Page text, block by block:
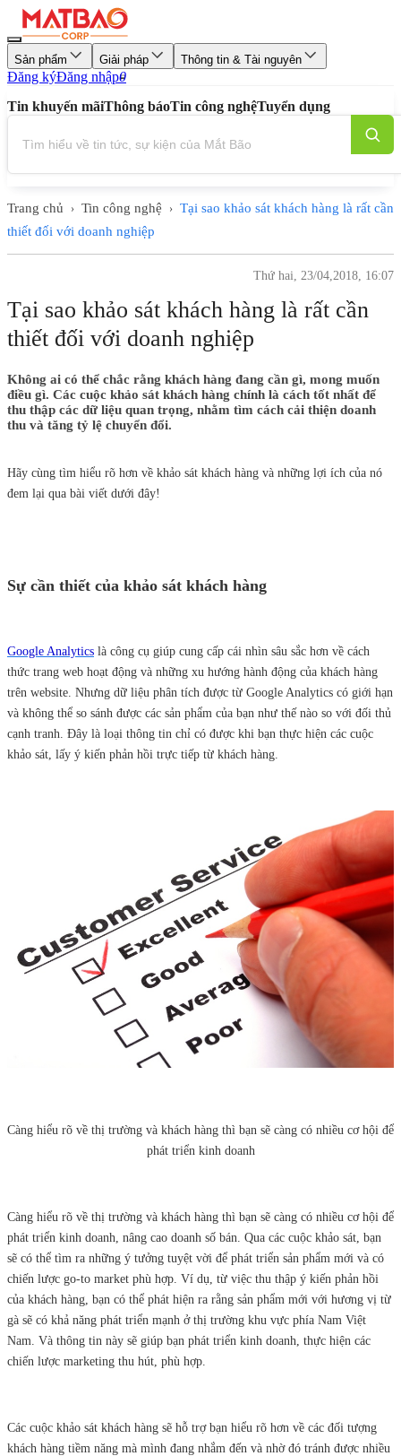
Sản phẩm Giải pháp Thông tin & Tài nguyên
Đăng kýĐăng nhập0
Tin khuyến mãiThông báoTin công nghệTuyển dụng
Trang chủ › Tin công nghệ › Tại sao khảo sát khách hàng là rất cần
thiết đối với doanh nghiệp
Thứ hai, 23/04,2018, 16:07
Tại sao khảo sát khách hàng là rất cần
thiết đối với doanh nghiệp
Không ai có thể chắc rằng khách hàng đang cần gì, mong muốn
điều gì. Các cuộc khảo sát khách hàng chính là cách tốt nhất để
thu thập các dữ liệu quan trọng, nhằm tìm cách cải thiện doanh
thu và tăng tỷ lệ chuyển đổi.
Hãy cùng tìm hiểu rõ hơn về khảo sát khách hàng và những lợi ích của nó
đem lại qua bài viết dưới đây!
Sự cần thiết của khảo sát khách hàng
Google Analytics là công cụ giúp cung cấp cái nhìn sâu sắc hơn về cách
thức trang web hoạt động và những xu hướng hành động của khách hàng
trên website. Nhưng dữ liệu phân tích được từ Google Analytics có giới hạn
và không thể so sánh được các sản phẩm của bạn như thế nào so với đối thủ
cạnh tranh. Đây là loại thông tin chỉ có được khi bạn thực hiện các cuộc
khảo sát, lấy ý kiến phản hồi trực tiếp từ khách hàng.
Càng hiểu rõ về thị trường và khách hàng thì bạn sẽ càng có nhiều cơ hội để
phát triển kinh doanh
Càng hiểu rõ về thị trường và khách hàng thì bạn sẽ càng có nhiều cơ hội để
phát triển kinh doanh, nâng cao doanh số bán. Qua các cuộc khảo sát, bạn
sẽ có thể tìm ra những ý tưởng tuyệt vời để phát triển sản phẩm mới và có
chiến lược go-to market phù hợp. Ví dụ, từ việc thu thập ý kiến phản hồi
của khách hàng, bạn có thể phát hiện ra rằng sản phẩm mới với hương vị từ
gà sẽ có khả năng phát triển mạnh ở thị trường khu vực phía Nam Việt
Nam. Và thông tin này sẽ giúp bạn phát triển kinh doanh, thực hiện các
chiến lược marketing thu hút, phù hợp.
Các cuộc khảo sát khách hàng sẽ hỗ trợ bạn hiểu rõ hơn về các đối tượng
khách hàng tiềm năng mà mình đang nhắm đến và nhờ đó tránh được nhiều